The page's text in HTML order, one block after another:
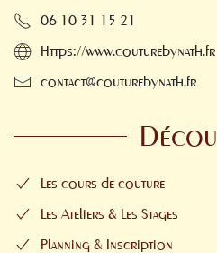
06 10 31 15 21
Https://www.couturebynath.fr
contact@couturebynath.fr
Les cours de couture
Les Ateliers & Les Stages
Planning & Inscription